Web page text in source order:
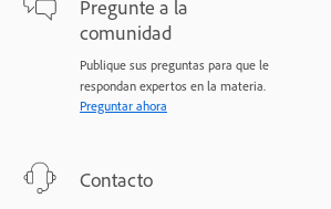
Pregunte a la
comunidad
Publique sus preguntas para que le
respondan expertos en la materia.
Preguntar ahora
Contacto